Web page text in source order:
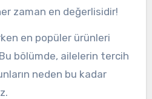
zaman en değerlisidir!
en popüler ürünleri
bölümde, ailelerin tercih
neden bu kadar